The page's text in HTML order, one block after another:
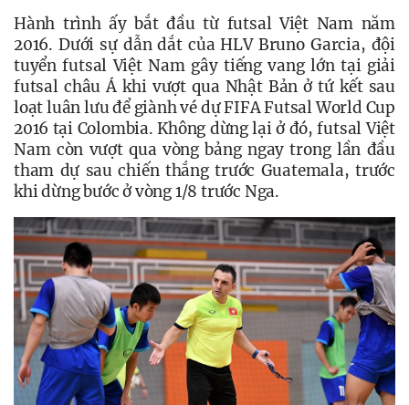
Hành trình ấy bắt đầu từ futsal Việt Nam năm
2016. Dưới sự dẫn dắt của HLV Bruno Garcia, đội
tuyển futsal Việt Nam gây tiếng vang lớn tại giải
futsal châu Á khi vượt qua Nhật Bản ở tứ kết sau
loạt luân lưu để giành vé dự FIFA Futsal World Cup
2016 tại Colombia. Không dừng lại ở đó, futsal Việt
Nam còn vượt qua vòng bảng ngay trong lần đầu
tham dự sau chiến thắng trước Guatemala, trước
khi dừng bước ở vòng 1/8 trước Nga.